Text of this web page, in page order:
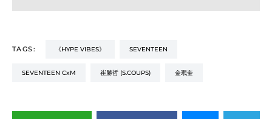
TAGS: 《HYPE VIBES》 SEVENTEEN
SEVENTEEN CxM 崔勝哲 (S.COUPS) 金珉奎